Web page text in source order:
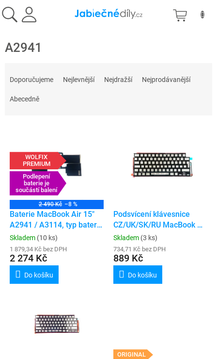
na
obsah
A2941
Doporučujeme Nejlevnější Nejdražší Nejprodávanější
Abecedně
WOLFIX
PREMIUM
Podlepení
baterie je
součástí balení
2 490 Kč –8 %
Baterie MacBook Air 15"
A2941 / A3114, typ baterie
A2797
Skladem (10 ks)
1 879,34 Kč bez DPH
2 274 Kč
Do košíku
Podsvícení klávesnice
CZ/UK/SK/RU MacBook Air
15" A2941
Skladem (3 ks)
734,71 Kč bez DPH
889 Kč
Do košíku
ORIGINAL